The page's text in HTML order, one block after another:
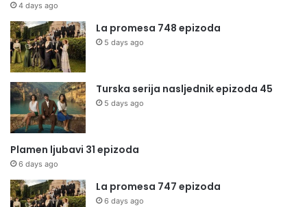
4 days ago
La promesa 748 epizoda
5 days ago
Turska serija nasljednik epizoda 45
5 days ago
Plamen ljubavi 31 epizoda
6 days ago
La promesa 747 epizoda
6 days ago